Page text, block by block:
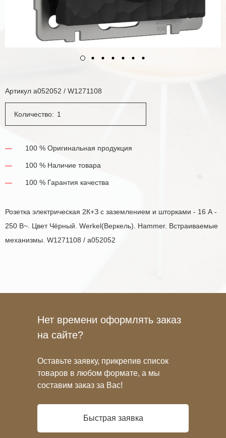
Артикул a052052 / W1271108
Количество:
100 % Оригинальная продукция
100 % Наличие товара
100 % Гарантия качества
Розетка электрическая 2К+З с заземлением и шторками - 16 А -
250 В~. Цвет Чёрный. Werkel(Веркель). Hammer. Встраиваемые
механизмы. W1271108 / a052052
Нет времени оформлять заказ
на сайте?
Оставьте заявку, прикрепив список
товаров в любом формате, а мы
составим заказ за Вас!
Быстрая заявка